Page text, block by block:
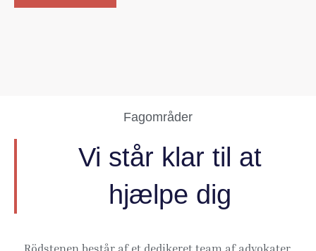
Fagområder
Vi står klar til at
hjælpe dig
Rödstenen består af et dedikeret team af advokater,